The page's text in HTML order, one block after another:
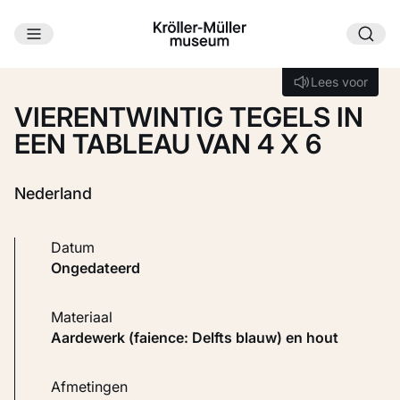
Ga naar hoofdinhoud
Lees voor
Lees voor
VIERENTWINTIG TEGELS IN
EEN TABLEAU VAN 4 X 6
Nederland
Datum
ongedateerd
Materiaal
Aardewerk (faience: Delfts blauw) en hout
Afmetingen